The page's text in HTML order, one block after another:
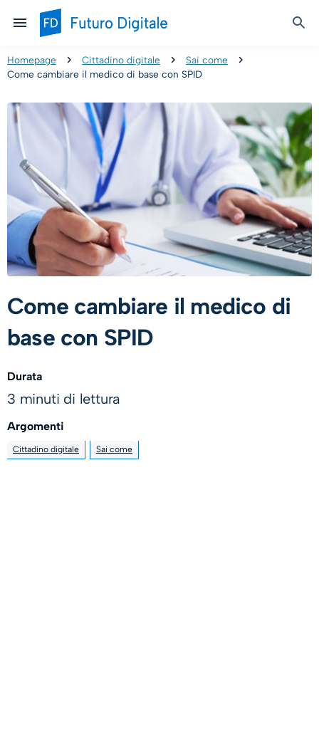
Homepage Cittadino digitale
Sai come
Come cambiare il medico di base con SPID
Come cambiare il medico di
base con SPID
Durata
3 minuti di lettura
Argomenti
Cittadino digitale Sai come